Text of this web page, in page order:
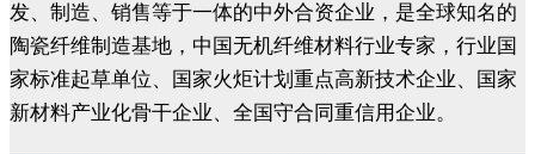
发、制造、销售等于一体的中外合资企业，是全球知名的
陶瓷纤维制造基地，中国无机纤维材料行业专家，行业国
家标准起草单位、国家火炬计划重点高新技术企业、国家
新材料产业化骨干企业、全国守合同重信用企业。